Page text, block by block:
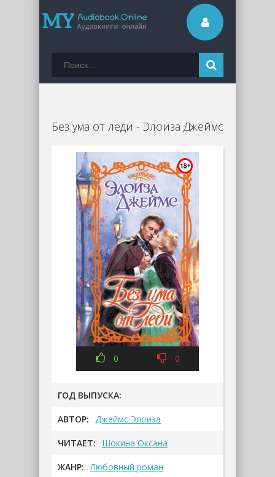
Без ума от леди - Элоиза Джеймс
0 0
ГОД ВЫПУСКА:
АВТОР: Джеймс Элоиза
ЧИТАЕТ: Шокина Оксана
ЖАНР: Любовный роман